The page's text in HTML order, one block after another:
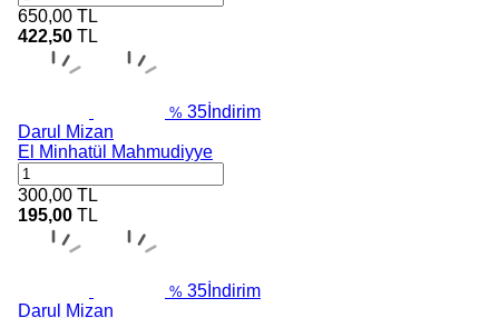
650,00 TL
422,50 TL
% 35 İndirim
Darul Mizan
El Minhatül Mahmudiyye
300,00 TL
195,00 TL
% 35 İndirim
Darul Mizan